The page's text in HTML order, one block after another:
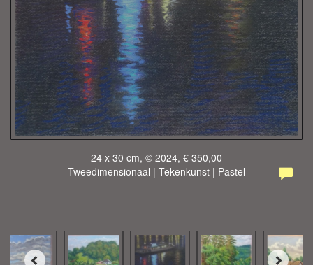
24 x 30 cm, © 2024, € 350,00
Tweedimensionaal | Tekenkunst | Pastel